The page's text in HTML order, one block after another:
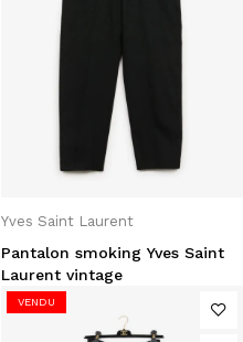
Yves Saint Laurent
Pantalon smoking Yves Saint
Laurent vintage
VENDU